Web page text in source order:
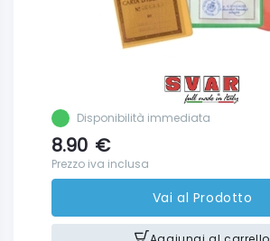
Disponibilità immediata
8.90 €
Prezzo iva inclusa
Vai al Prodotto